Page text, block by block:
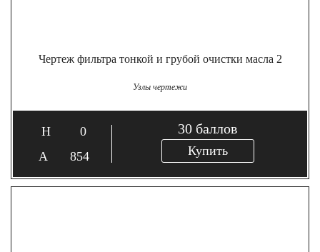
Чертеж фильтра тонкой и грубой очистки масла 2
Узлы чертежи
0
854
30 баллов
Купить